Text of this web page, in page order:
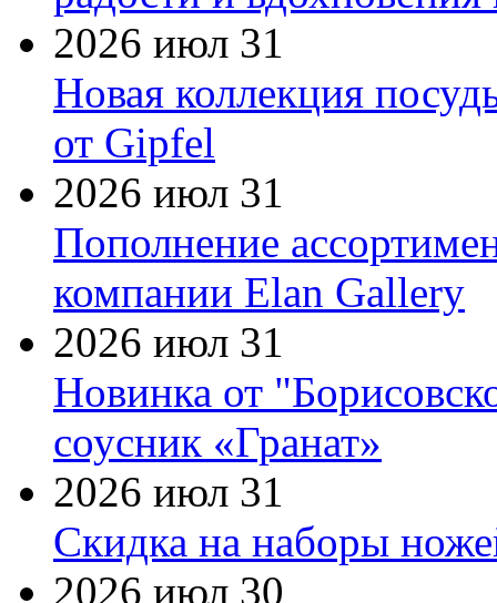
2026 июл 31
Новая коллекция
от Gipfel
2026 июл 31
Пополнение
компании Elan Gallery
2026 июл 31
Новинка от
соусник «Гранат»
2026 июл 31
Скидка на наборы
2026 июл 30